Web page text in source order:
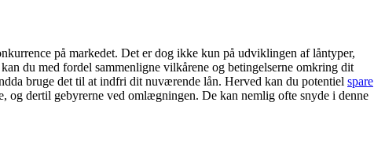
på markedet. Det er dog ikke kun på udviklingen af låntyper,
du med fordel sammenligne vilkårene og betingelserne omkring dit
bruge det til at indfri dit nuværende lån. Herved kan du potentiel spare
dertil gebyrerne ved omlægningen. De kan nemlig ofte snyde i denne